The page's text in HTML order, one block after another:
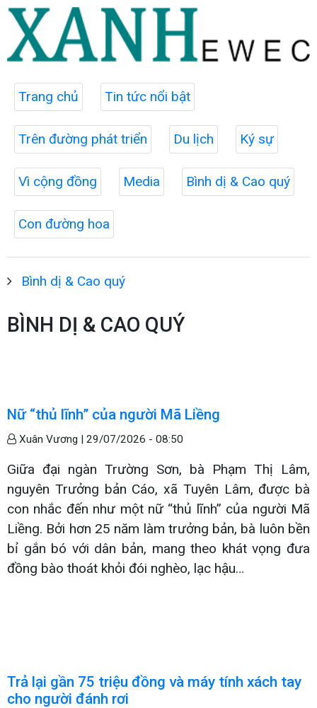
Trang chủ Tin tức nổi bật
Trên đường phát triển Du lịch Ký sự
Vì cộng đồng Media Bình dị & Cao quý
Con đường hoa
Bình dị & Cao quý
BÌNH DỊ & CAO QUÝ
Nữ “thủ lĩnh” của người Mã Liềng
Xuân Vương | 29/07/2026 - 08:50
Giữa đại ngàn Trường Sơn, bà Phạm Thị Lâm,
nguyên Trưởng bản Cáo, xã Tuyên Lâm, được bà
con nhắc đến như một nữ “thủ lĩnh” của người Mã
Liềng. Bởi hơn 25 năm làm trưởng bản, bà luôn bền
bỉ gắn bó với dân bản, mang theo khát vọng đưa
đồng bào thoát khỏi đói nghèo, lạc hậu…
Trả lại gần 75 triệu đồng và máy tính xách tay
cho người đánh rơi